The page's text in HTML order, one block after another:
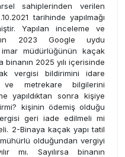
sahiplerinden verilen
tarihinde yapılmağı
Yapılan inceleme ve
2023 Google uydu
müdürlüğünün kaçak
binanın 2025 yılı içerisinde
vergisi bildirimini idare
metrekare bilgilerini
yapıldıktan sonra kişiye
kişinin ödemiş olduğu
geri iade edilmeli mi
2-Binaya kaçak yapı tatil
olduğundan vergiyi
mı. Sayılırsa binanın